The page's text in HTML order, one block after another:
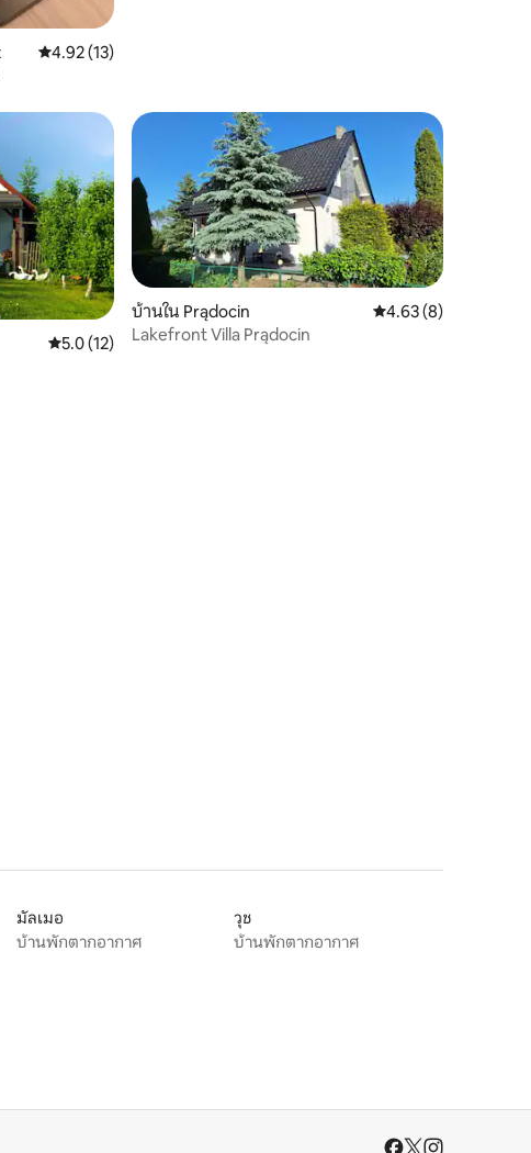
คะแนนเฉลี่ย 4.92 จาก 5, 13 รีวิว
4.92 (13)
คะแนนเฉลี่ย 5.0 จาก 5, 12 รีวิว
5.0 (12)
บ้านใน Prądocin คะแนนเฉลี่ย 4.63 จา
4.63 (8)
Lakefront Villa Prądocin
มัลเมอ
บ้านพักตากอากาศ
วุช
บ้านพักตากอากาศ